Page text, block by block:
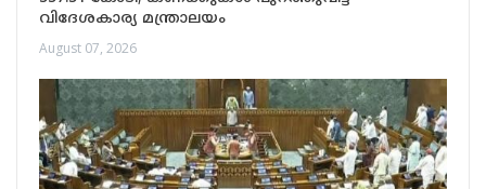
വിദേശകാര്യ മന്ത്രാലയം
August 07, 2026